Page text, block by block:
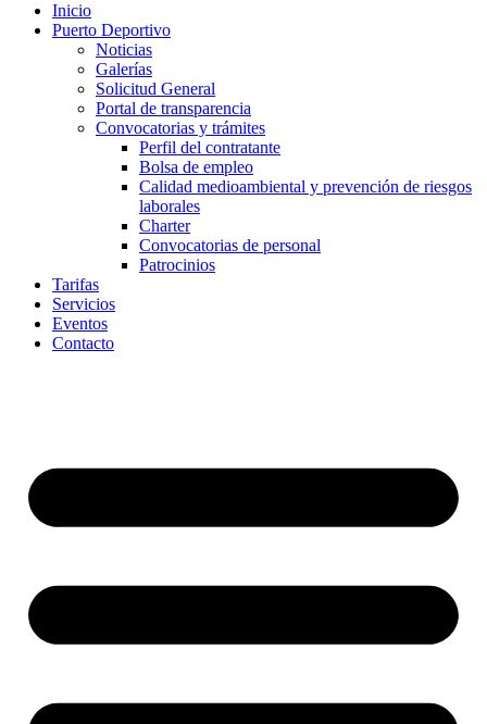
Inicio
Puerto Deportivo
Noticias
Galerías
Solicitud General
Portal de transparencia
Convocatorias y trámites
Perfil del contratante
Bolsa de empleo
Calidad medioambiental y prevención de riesgos
laborales
Charter
Convocatorias de personal
Patrocinios
Tarifas
Servicios
Eventos
Contacto